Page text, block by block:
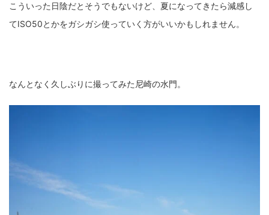
こういった日陰だとそうでもないけど、夏になってきたら減感し
てISO50とかをガシガシ使っていく方がいいかもしれません。
なんとなく久しぶりに撮ってみた尼崎の水門。